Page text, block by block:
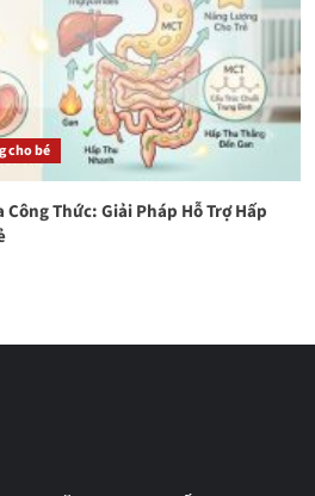
cho bé
Công Thức: Giải Pháp Hỗ Trợ Hấp